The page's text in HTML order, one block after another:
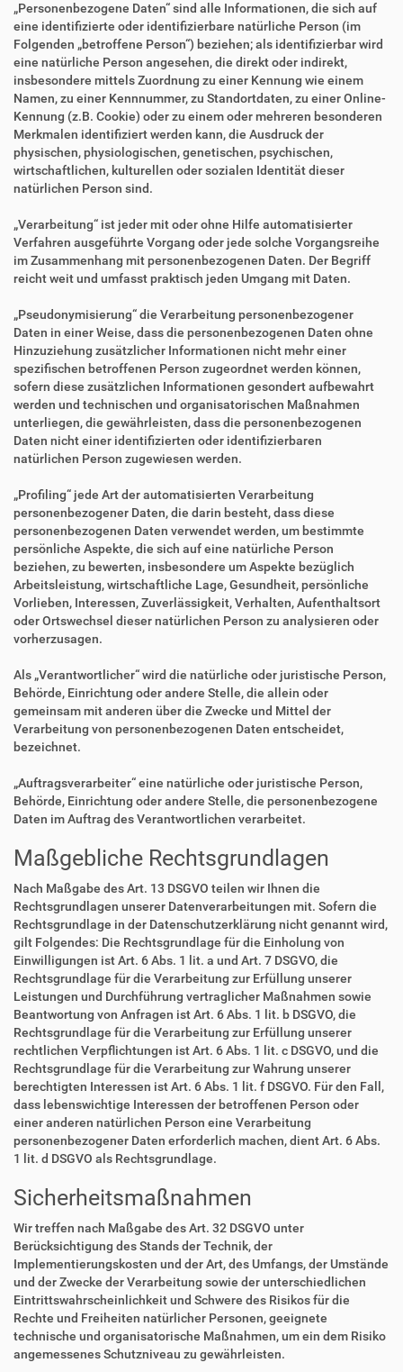
„Personenbezogene Daten“ sind alle Informationen, die sich auf
eine identifizierte oder identifizierbare natürliche Person (im
Folgenden „betroffene Person“) beziehen; als identifizierbar wird
eine natürliche Person angesehen, die direkt oder indirekt,
insbesondere mittels Zuordnung zu einer Kennung wie einem
Namen, zu einer Kennnummer, zu Standortdaten, zu einer Online-
Kennung (z.B. Cookie) oder zu einem oder mehreren besonderen
Merkmalen identifiziert werden kann, die Ausdruck der
physischen, physiologischen, genetischen, psychischen,
wirtschaftlichen, kulturellen oder sozialen Identität dieser
natürlichen Person sind.
„Verarbeitung“ ist jeder mit oder ohne Hilfe automatisierter
Verfahren ausgeführte Vorgang oder jede solche Vorgangsreihe
im Zusammenhang mit personenbezogenen Daten. Der Begriff
reicht weit und umfasst praktisch jeden Umgang mit Daten.
„Pseudonymisierung“ die Verarbeitung personenbezogener
Daten in einer Weise, dass die personenbezogenen Daten ohne
Hinzuziehung zusätzlicher Informationen nicht mehr einer
spezifischen betroffenen Person zugeordnet werden können,
sofern diese zusätzlichen Informationen gesondert aufbewahrt
werden und technischen und organisatorischen Maßnahmen
unterliegen, die gewährleisten, dass die personenbezogenen
Daten nicht einer identifizierten oder identifizierbaren
natürlichen Person zugewiesen werden.
„Profiling“ jede Art der automatisierten Verarbeitung
personenbezogener Daten, die darin besteht, dass diese
personenbezogenen Daten verwendet werden, um bestimmte
persönliche Aspekte, die sich auf eine natürliche Person
beziehen, zu bewerten, insbesondere um Aspekte bezüglich
Arbeitsleistung, wirtschaftliche Lage, Gesundheit, persönliche
Vorlieben, Interessen, Zuverlässigkeit, Verhalten, Aufenthaltsort
oder Ortswechsel dieser natürlichen Person zu analysieren oder
vorherzusagen.
Als „Verantwortlicher“ wird die natürliche oder juristische Person,
Behörde, Einrichtung oder andere Stelle, die allein oder
gemeinsam mit anderen über die Zwecke und Mittel der
Verarbeitung von personenbezogenen Daten entscheidet,
bezeichnet.
„Auftragsverarbeiter“ eine natürliche oder juristische Person,
Behörde, Einrichtung oder andere Stelle, die personenbezogene
Daten im Auftrag des Verantwortlichen verarbeitet.
Maßgebliche Rechtsgrundlagen
Nach Maßgabe des Art. 13 DSGVO teilen wir Ihnen die
Rechtsgrundlagen unserer Datenverarbeitungen mit. Sofern die
Rechtsgrundlage in der Datenschutzerklärung nicht genannt wird,
gilt Folgendes: Die Rechtsgrundlage für die Einholung von
Einwilligungen ist Art. 6 Abs. 1 lit. a und Art. 7 DSGVO, die
Rechtsgrundlage für die Verarbeitung zur Erfüllung unserer
Leistungen und Durchführung vertraglicher Maßnahmen sowie
Beantwortung von Anfragen ist Art. 6 Abs. 1 lit. b DSGVO, die
Rechtsgrundlage für die Verarbeitung zur Erfüllung unserer
rechtlichen Verpflichtungen ist Art. 6 Abs. 1 lit. c DSGVO, und die
Rechtsgrundlage für die Verarbeitung zur Wahrung unserer
berechtigten Interessen ist Art. 6 Abs. 1 lit. f DSGVO. Für den Fall,
dass lebenswichtige Interessen der betroffenen Person oder
einer anderen natürlichen Person eine Verarbeitung
personenbezogener Daten erforderlich machen, dient Art. 6 Abs.
1 lit. d DSGVO als Rechtsgrundlage.
Sicherheitsmaßnahmen
Wir treffen nach Maßgabe des Art. 32 DSGVO unter
Berücksichtigung des Stands der Technik, der
Implementierungskosten und der Art, des Umfangs, der Umstände
und der Zwecke der Verarbeitung sowie der unterschiedlichen
Eintrittswahrscheinlichkeit und Schwere des Risikos für die
Rechte und Freiheiten natürlicher Personen, geeignete
technische und organisatorische Maßnahmen, um ein dem Risiko
angemessenes Schutzniveau zu gewährleisten.